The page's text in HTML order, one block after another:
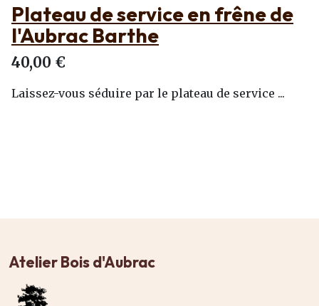
Plateau de service en frêne de
l'Aubrac Barthe
40,00 €
Laissez-vous séduire par le plateau de service ...
Atelier Bois d'Aubrac